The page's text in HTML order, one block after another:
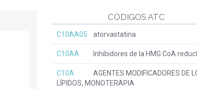
CÓDIGOS ATC
C10AA05 atorvastatina
C10AA Inhibidores de la HMG CoA
C10A
AGENTES MODIFICADORES DE
LÍPIDOS, MONOTERAPIA